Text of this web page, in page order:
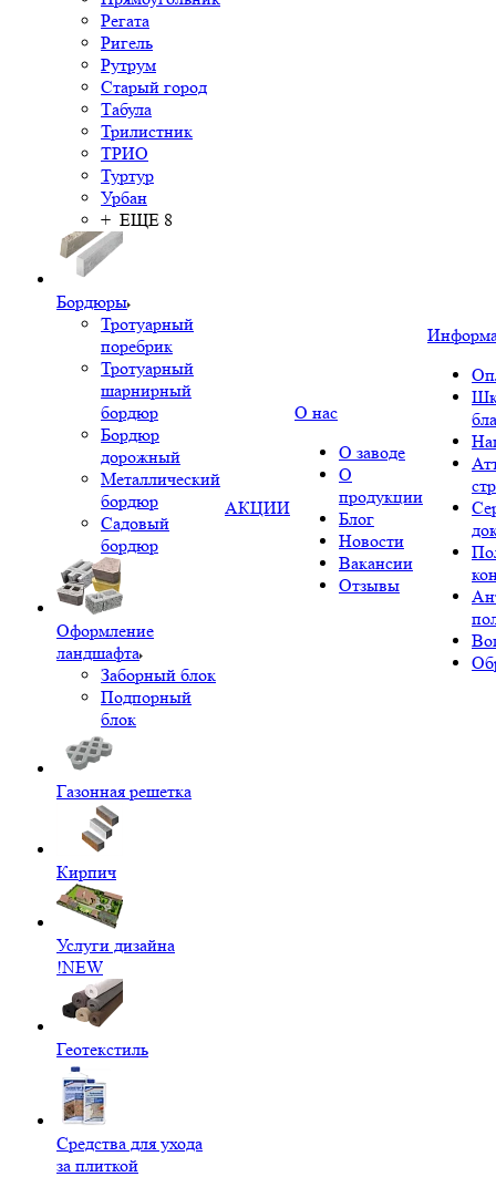
Регата
Ригель
Рутрум
Старый город
Табула
Трилистник
ТРИО
Туртур
Урбан
+ ЕЩЕ 8
Бордюры
Тротуарный
поребрик
Тротуарный
шарнирный
бордюр
Бордюр
дорожный
Металлический
бордюр
Садовый
бордюр
Оформление
ландшафта
Заборный блок
Подпорный
блок
Газонная решетка
Кирпич
Услуги дизайна
!NEW
Геотекстиль
Средства для ухода
за плиткой
АКЦИИ
О нас
О заводе
О
продукции
Блог
Новости
Вакансии
Отзывы